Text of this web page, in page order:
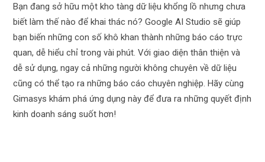
Bạn đang sở hữu một kho tàng dữ liệu khổng lồ nhưng chưa
biết làm thế nào để khai thác nó? Google AI Studio sẽ giúp
bạn biến những con số khô khan thành những báo cáo trực
quan, dễ hiểu chỉ trong vài phút. Với giao diện thân thiện và
dễ sử dụng, ngay cả những người không chuyên về dữ liệu
cũng có thể tạo ra những báo cáo chuyên nghiệp. Hãy cùng
Gimasys khám phá ứng dụng này để đưa ra những quyết định
kinh doanh sáng suốt hơn!